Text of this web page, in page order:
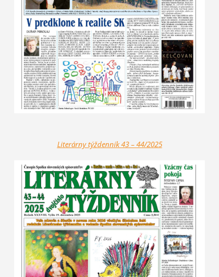
Literárny týždenník 43 – 44/2025